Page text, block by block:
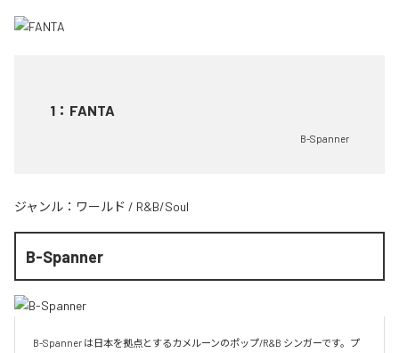
1 ： FANTA
B-Spanner
ジャンル： ワールド / R&B/Soul
B-Spanner
B-Spanner は日本を拠点とするカメルーンのポップ/R&B シンガーです。プ